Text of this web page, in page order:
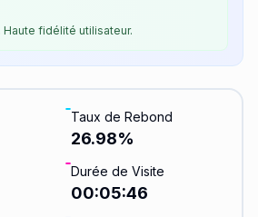
Haute fidélité utilisateur.
Taux de Rebond
26.98%
Durée de Visite
00:05:46